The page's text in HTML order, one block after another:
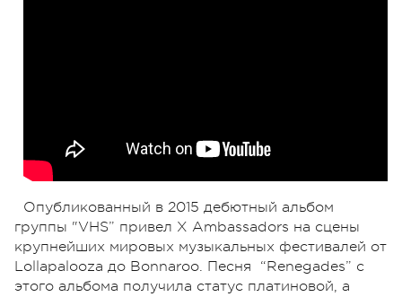
Опубликованный в 2015 дебютный альбом
группы "VHS” привел X Ambassadors на сцены
крупнейших мировых музыкальных фестивалей от
Lollapalooza до Bonnaroo. Песня “Renegades” с
этого альбома получила статус платиновой, а